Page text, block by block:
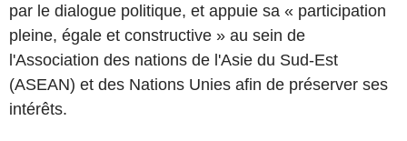
par le dialogue politique, et appuie sa « participation
pleine, égale et constructive » au sein de
l'Association des nations de l'Asie du Sud-Est
(ASEAN) et des Nations Unies afin de préserver ses
intérêts.